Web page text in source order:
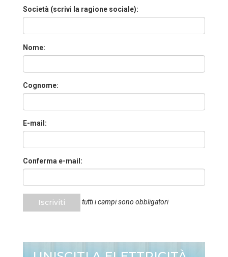
Società (scrivi la ragione sociale):
Nome:
Cognome:
E-mail:
Conferma e-mail:
Iscriviti tutti i campi sono obbligatori